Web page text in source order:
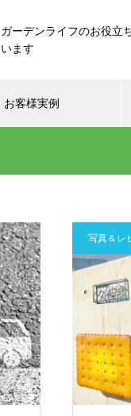
ガーデンライフのお役立
います
お客様実例
写真＆レ